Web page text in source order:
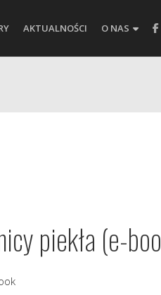
AKTUALNOŚCI O NAS
piekła (e-